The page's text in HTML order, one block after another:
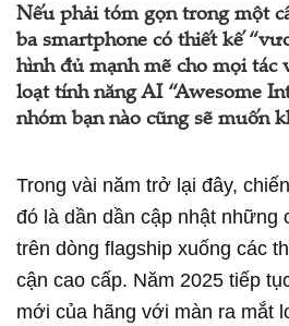
Nếu phải tóm gọn trong một
ba smartphone có thiết kế
hình đủ mạnh mẽ cho mọi tác
loạt tính năng AI “Awesome
nhóm bạn nào cũng sẽ muốn
Trong vài năm trở lại đây,
đó là dần dần cập nhật những
trên dòng flagship xuống các
cận cao cấp. Năm 2025 tiếp
mới của hãng với màn ra mắt